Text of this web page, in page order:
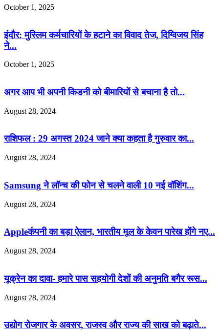
October 1, 2025
इंदौर: मुस्लिम कर्मचारियों के हटाने का विवाद तेज, दिग्विजय सिंह
ने...
October 1, 2025
अगर आप भी अपनी किडनी को बीमारियों से बचाना है तो...
August 28, 2024
राशिफल : 29 अगस्त 2024 जाने क्या कहता है गुरुवार का...
August 28, 2024
Samsung ने लॉन्च की फोन से चलने वाली 10 नई वॉशिंग...
August 28, 2024
Appleकंपनी का बड़ा ऐलान, भारतीय मूल के केवन पारेख होंगे नए...
August 28, 2024
यूक्रेन का दावा- हमारे पास सहयोगी देशों की अनुमति बगैर रूस...
August 28, 2024
उद्योग रोजगार के अवसर, राजस्व और राज्य की साख को बढ़ाते...